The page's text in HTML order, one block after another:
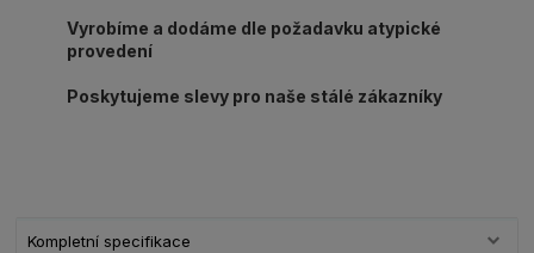
Vyrobíme a dodáme dle požadavku atypické
provedení
Poskytujeme slevy pro naše stálé zákazníky
Kompletní specifikace